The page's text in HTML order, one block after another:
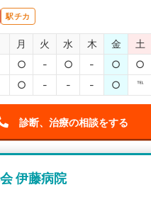
駅チカ
月 火 水 木 金 土
○ - ○ - ○ ○
○ - - - ○ ℡
診断、治療の相談をする
伊藤病院